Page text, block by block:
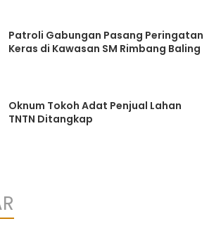
Patroli Gabungan Pasang Peringatan
Keras di Kawasan SM Rimbang Baling
Oknum Tokoh Adat Penjual Lahan
TNTN Ditangkap